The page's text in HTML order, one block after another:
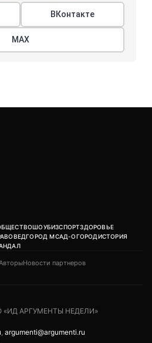
ВКонтакте
МАХ
ШОУБИЗСПОРТЗДОРОВЬЕ
ГОРОД МСАД-ОГОРОДИСТОРИЯ
Новости партнеров
«ИД АРГУМЕНТЫ НЕДЕЛИ»
argumenti@argumenti.ru